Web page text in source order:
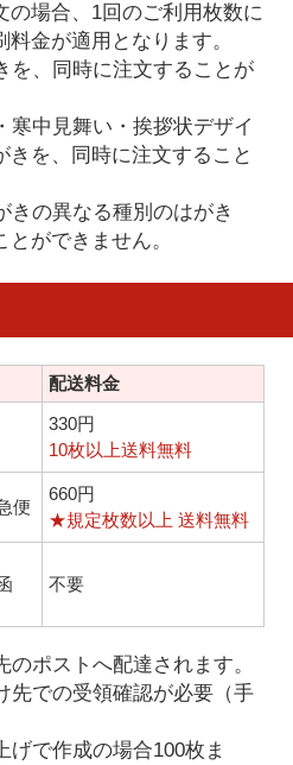
の場合、1回のご利用枚数に
金が適用となります。
、同時に注文することが
中見舞い・挨拶状デザイ
きを、同時に注文すること
の異なる種別のはがき
ができません。
配送料金
330円
10枚以上送料無料
便
660円
★規定枚数以上 送料無料
不要
ポストへ配達されます。
での受領確認が必要（手
で作成の場合100枚ま